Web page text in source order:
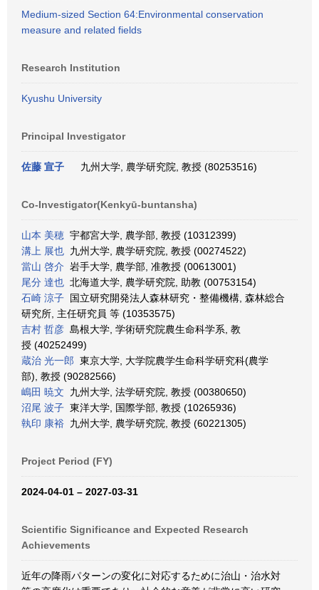
Medium-sized Section 64:Environmental conservation
measure and related fields
Research Institution
Kyushu University
Principal Investigator
佐藤 宣子 九州大学, 農学研究院, 教授 (80253516)
Co-Investigator(Kenkyū-buntansha)
山本 美穂 宇都宮大学, 農学部, 教授 (10312399)
溝上 展也 九州大学, 農学研究院, 教授 (00274522)
當山 啓介 岩手大学, 農学部, 准教授 (00613001)
尾分 達也 北海道大学, 農学研究院, 助教 (00753154)
石崎 涼子 国立研究開発法人森林研究・整備機構, 森林総合
研究所, 主任研究員 等 (10353575)
吉村 哲彦 島根大学, 学術研究院農生命科学系, 教
授 (40252499)
蔵治 光一郎 東京大学, 大学院農学生命科学研究科(農学
部), 教授 (90282566)
嶋田 暁文 九州大学, 法学研究院, 教授 (00380650)
沼尾 波子 東洋大学, 国際学部, 教授 (10265936)
執印 康裕 九州大学, 農学研究院, 教授 (60221305)
Project Period (FY)
2024-04-01 – 2027-03-31
Scientific Significance and Expected Research
Achievements
近年の降雨パターンの変化に対応するために治山・治水対